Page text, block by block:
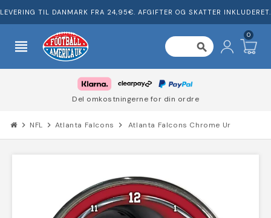
LEVERING TIL DANMARK FRA 24,95€. AFGIFTER OG SKATTER INKLUDERET.
view_headline search
0
Del omkostningerne for din ordre
chevron_right NFL chevron_right Atlanta Falcons chevron_right Atlanta Falcons Chrome Ur